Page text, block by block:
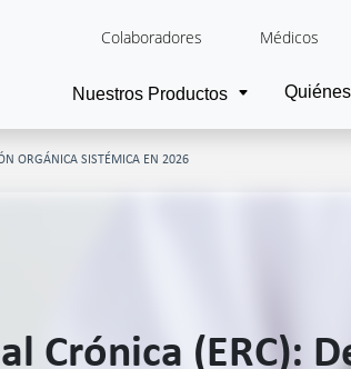
Colaboradores Médicos
Nuestros Productos
ORGÁNICA SISTÉMICA EN 2026
Crónica (ERC):